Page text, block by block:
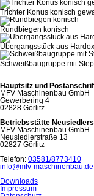
Trichter Konus konisch
Rundbiegen konisch
Übergangsstück aus
Schweißbaugruppe mit
Hauptsitz und
MFV Maschinenbau GmbH
Gewerbering 4
02828 Görlitz
Betriebsstätte
MFV Maschinenbau GmbH
Neusiedlerstraße 13
02827 Görlitz
Telefon: 03581/8773410
info@mfv-maschinenbau.de
Downloads
Impressum